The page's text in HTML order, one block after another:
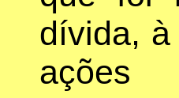
dívida,
ações